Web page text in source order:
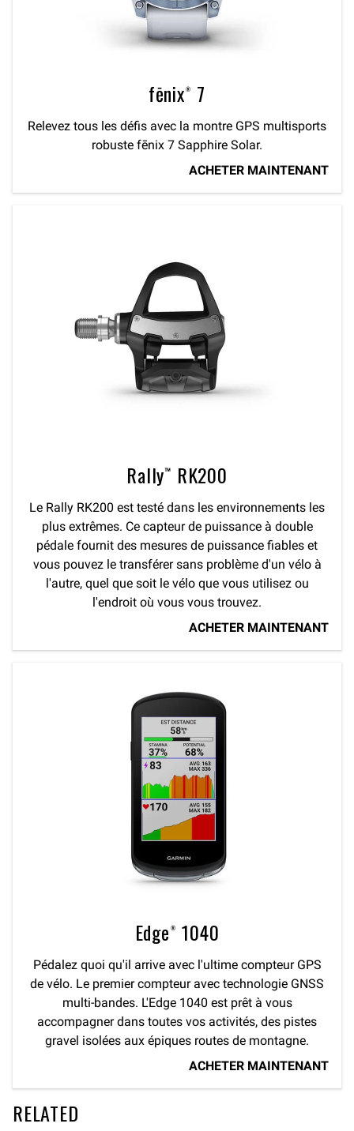
fēnix® 7
Relevez tous les défis avec la montre GPS multisports
robuste fēnix 7 Sapphire Solar.
ACHETER MAINTENANT
Rally™ RK200
Le Rally RK200 est testé dans les environnements les
plus extrêmes. Ce capteur de puissance à double
pédale fournit des mesures de puissance fiables et
vous pouvez le transférer sans problème d'un vélo à
l'autre, quel que soit le vélo que vous utilisez ou
l'endroit où vous vous trouvez.
ACHETER MAINTENANT
Edge® 1040
Pédalez quoi qu'il arrive avec l'ultime compteur GPS
de vélo. Le premier compteur avec technologie GNSS
multi-bandes. L'Edge 1040 est prêt à vous
accompagner dans toutes vos activités, des pistes
gravel isolées aux épiques routes de montagne.
ACHETER MAINTENANT
RELATED